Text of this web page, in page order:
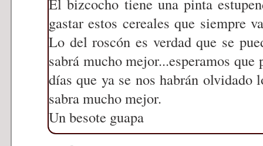
El bizcocho tiene una pinta
gastar estos cereales que siempre
Lo del roscón es verdad que se
sabrá mucho mejor...esperamos
días que ya se nos habrán olvidado
sabra mucho mejor.
Un besote guapa